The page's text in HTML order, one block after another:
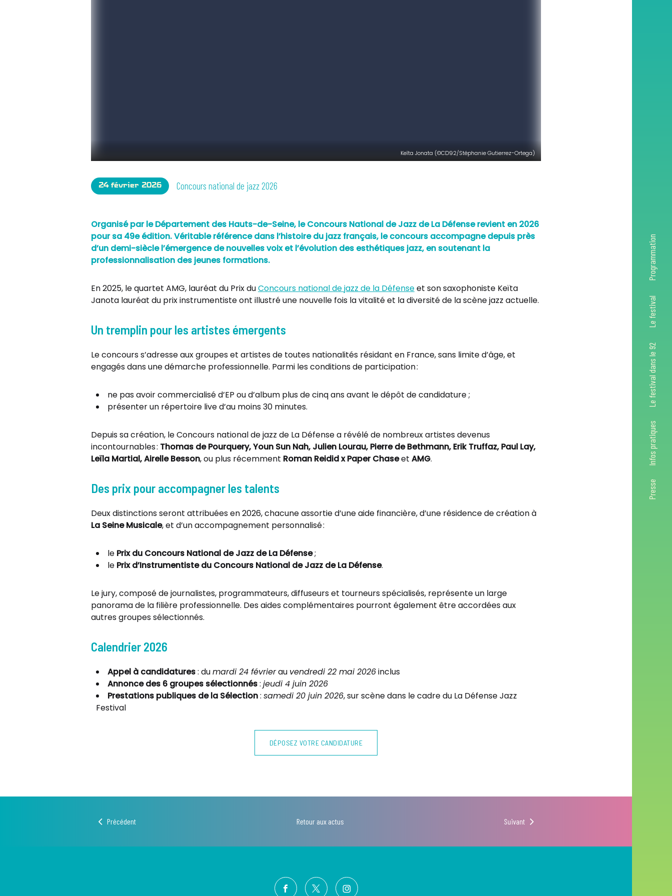
Programmation
Le festival
Le festival dans le 92
Infos pratiques
Presse
Keîta Jonata (©CD92/Stéphanie Gutierrez-Ortega)
24 février 2026 Concours national de jazz 2026
Organisé par le Département des Hauts-de-Seine, le Concours National de Jazz de La Défense revient en 2026
pour sa 49e édition. Véritable référence dans l’histoire du jazz français, le concours accompagne depuis près
d’un demi-siècle l’émergence de nouvelles voix et l’évolution des esthétiques jazz, en soutenant la
professionnalisation des jeunes formations.
En 2025, le quartet AMG, lauréat du Prix duConcours national de jazz de la Défenseet son saxophoniste Keïta
Janota lauréat du prix instrumentiste ont illustré une nouvelle fois la vitalité et la diversité de la scène jazz actuelle.
Un tremplin pour les artistes émergents
Le concours s’adresse aux groupes et artistes de toutes nationalités résidant en France, sans limite d’âge, et
engagés dans une démarche professionnelle. Parmi les conditions de participation :
ne pas avoir commercialisé d’EP ou d’album plus de cinq ans avant le dépôt de candidature ;
présenter un répertoire live d’au moins 30 minutes.
Depuis sa création, le Concours national de jazz de La Défense a révélé de nombreux artistes devenus
incontournables : Thomas de Pourquery, Youn Sun Nah, Julien Lourau, Pierre de Bethmann, Erik Truffaz, Paul Lay,
Leïla Martial, Airelle Besson, ou plus récemment Roman Reidid x Paper Chaseet AMG.
Des prix pour accompagner les talents
Deux distinctions seront attribuées en 2026, chacune assortie d’une aide financière, d’une résidence de création à
La Seine Musicale, et d’un accompagnement personnalisé :
le Prix du Concours National de Jazz de La Défense;
le Prix d’Instrumentiste du Concours National de Jazz de La Défense.
Le jury, composé de journalistes, programmateurs, diffuseurs et tourneurs spécialisés, représente un large
panorama de la filière professionnelle. Des aides complémentaires pourront également être accordées aux
autres groupes sélectionnés.
Calendrier 2026
Appel à candidatures: dumardi 24 févrierau vendredi 22 mai 2026inclus
Annonce des 6 groupes sélectionnés: jeudi 4 juin 2026
Prestations publiques de la Sélection: samedi 20 juin 2026, sur scène dans le cadre du La Défense Jazz
Festival
DÉPOSEZ VOTRE CANDIDATURE
Précédent Retour aux actus Suivant